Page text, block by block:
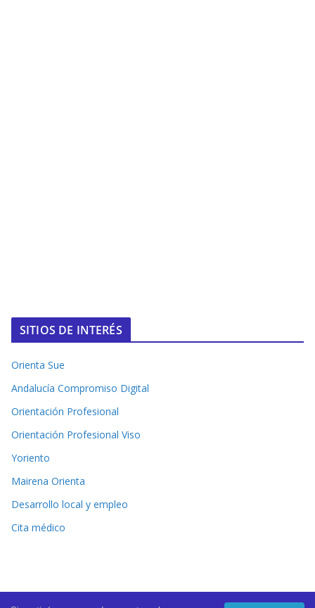
SITIOS DE INTERÉS
Orienta Sue
Andalucía Compromiso Digital
Orientación Profesional
Orientación Profesional Viso
Yoriento
Mairena Orienta
Desarrollo local y empleo
Cita médico